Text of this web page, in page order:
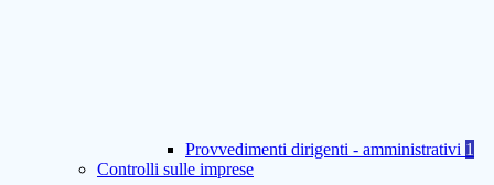
Provvedimenti dirigenti - amministrativi 1
Controlli sulle imprese